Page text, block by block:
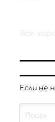
Все
Если не